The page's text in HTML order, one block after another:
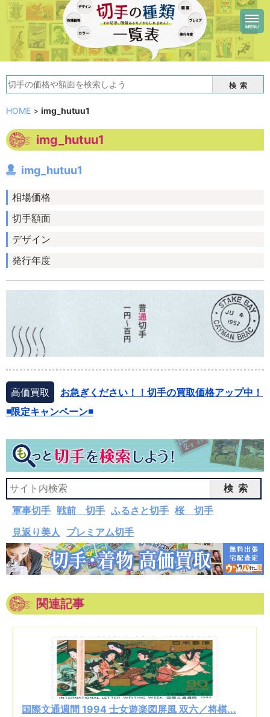
検索
HOME > img_hutuu1
img_hutuu1
img_hutuu1
相場価格
切手額面
デザイン
発行年度
高価買取
お急ぎください！！切手の買取価格アップ中！
◾️限定キャンペーン◾️
検索
軍事切手 戦前 切手 ふるさと切手 桜 切手
見返り美人 プレミアム切手
関連記事
国際文通週間 1994 士女遊楽図屏風 双六／将棋...